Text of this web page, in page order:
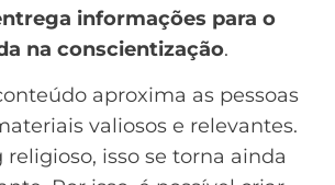
informações para o
na conscientização.
aproxima as pessoas
valiosos e relevantes.
isso se torna ainda